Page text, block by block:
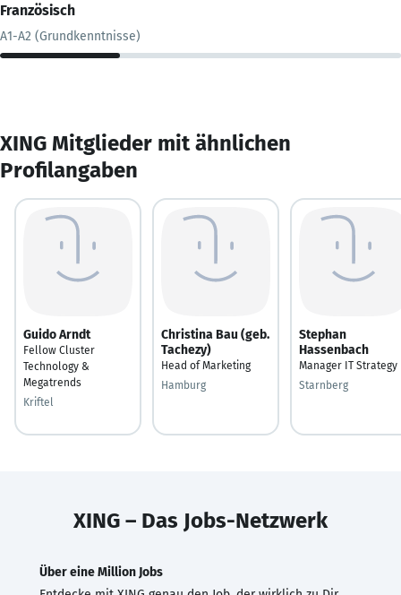
Französisch
A1-A2 (Grundkenntnisse)
XING Mitglieder mit ähnlichen
Profilangaben
Guido Arndt
Fellow Cluster
Technology &
Megatrends
Kriftel
Christina Bau (geb.
Tachezy)
Head of Marketing
Hamburg
Stephan
Hassenbach
Manager IT Strategy
Starnberg
XING – Das Jobs-Netzwerk
Über eine Million Jobs